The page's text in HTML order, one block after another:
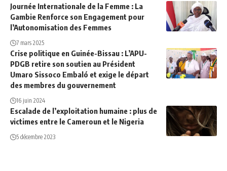
Journée Internationale de la Femme : La
Gambie Renforce son Engagement pour
l’Autonomisation des Femmes
7 mars 2025
Crise politique en Guinée-Bissau : L’APU-
PDGB retire son soutien au Président
Umaro Sissoco Embaló et exige le départ
des membres du gouvernement
16 juin 2024
Escalade de l’exploitation humaine : plus de
victimes entre le Cameroun et le Nigeria
5 décembre 2023